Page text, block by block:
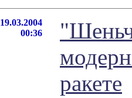
19.03.2004
00:36
ракете